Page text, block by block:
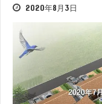
2020年8月3日